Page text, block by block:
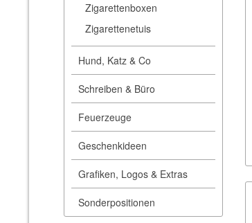
Zigarettenboxen
Zigarettenetuis
Hund, Katz & Co
Schreiben & Büro
Feuerzeuge
Geschenkideen
Grafiken, Logos & Extras
Sonderpositionen